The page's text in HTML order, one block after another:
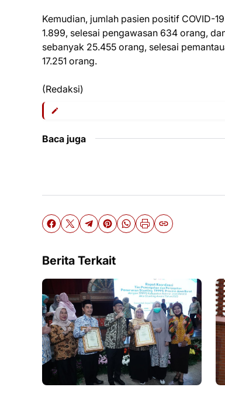
Kemudian, jumlah pasien positif COVID-
1.899, selesai pengawasan 634 orang,
sebanyak 25.455 orang, selesai
17.251 orang.
(Redaksi)
Baca juga
Berita Terkait